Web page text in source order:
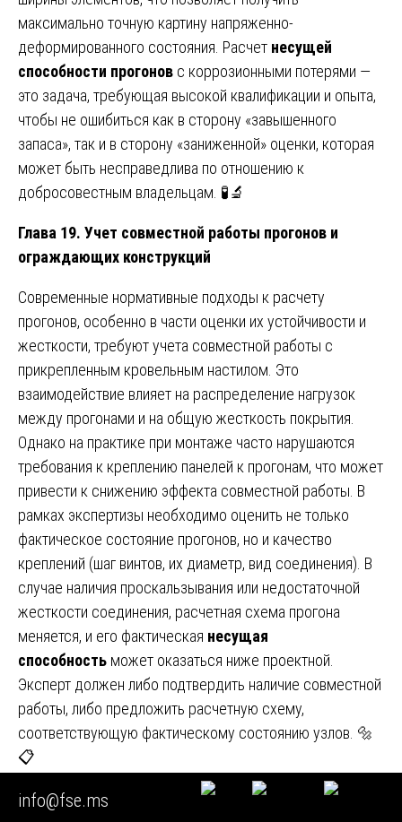
максимально точную картину напряженно-
деформированного состояния. Расчет несущей
способности прогонов с коррозионными потерями —
это задача, требующая высокой квалификации и опыта,
чтобы не ошибиться как в сторону «завышенного
запаса», так и в сторону «заниженной» оценки, которая
может быть несправедлива по отношению к
добросовестным владельцам. 🧪🔬
Глава 19. Учет совместной работы прогонов и
ограждающих конструкций
Современные нормативные подходы к расчету
прогонов, особенно в части оценки их устойчивости и
жесткости, требуют учета совместной работы с
прикрепленным кровельным настилом. Это
взаимодействие влияет на распределение нагрузок
между прогонами и на общую жесткость покрытия.
Однако на практике при монтаже часто нарушаются
требования к креплению панелей к прогонам, что может
привести к снижению эффекта совместной работы. В
рамках экспертизы необходимо оценить не только
фактическое состояние прогонов, но и качество
креплений (шаг винтов, их диаметр, вид соединения). В
случае наличия проскальзывания или недостаточной
жесткости соединения, расчетная схема прогона
меняется, и его фактическая несущая
способность может оказаться ниже проектной.
Эксперт должен либо подтвердить наличие совместной
работы, либо предложить расчетную схему,
соответствующую фактическому состоянию узлов. 🔩
📋
Глава 20. Типичные ошибки при расчете прогонов в
info@fse.ms